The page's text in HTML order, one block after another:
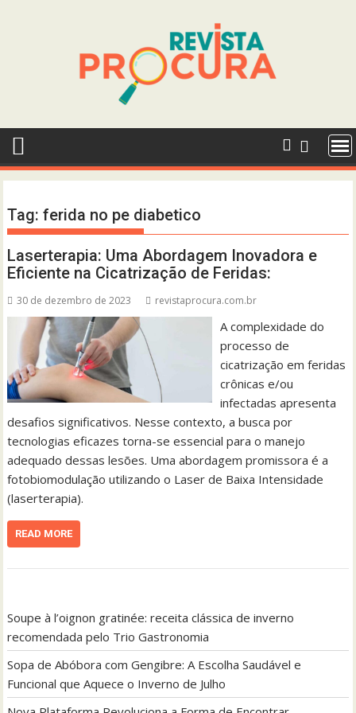
Tag:ferida no pe diabetico
Laserterapia: Uma Abordagem Inovadora e
Eficiente na Cicatrização de Feridas:
30 de dezembro de 2023 revistaprocura.com.br
A complexidade do
processo de
cicatrização em feridas
crônicas e/ou
infectadas apresenta
desafios significativos. Nesse contexto, a busca por
tecnologias eficazes torna-se essencial para o manejo
adequado dessas lesões. Uma abordagem promissora é a
fotobiomodulação utilizando o Laser de Baixa Intensidade
(laserterapia).
READ MORE
Soupe à l’oignon gratinée: receita clássica de inverno
recomendada pelo Trio Gastronomia
Sopa de Abóbora com Gengibre: A Escolha Saudável e
Funcional que Aquece o Inverno de Julho